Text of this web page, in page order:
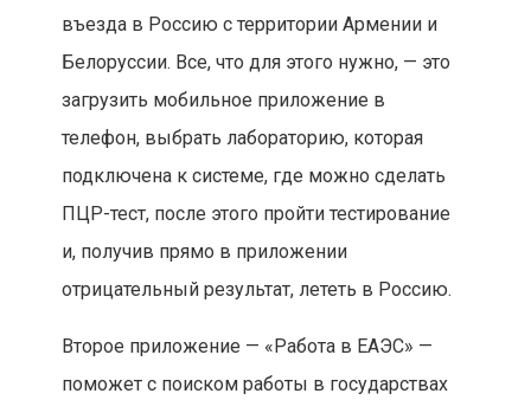
въезда в Россию с территории Армении и
Белоруссии. Все, что для этого нужно, — это
загрузить мобильное приложение в
телефон, выбрать лабораторию, которая
подключена к системе, где можно сделать
ПЦР-тест, после этого пройти тестирование
и, получив прямо в приложении
отрицательный результат, лететь в Россию.
Второе приложение — «Работа в ЕАЭС» —
поможет с поиском работы в государствах